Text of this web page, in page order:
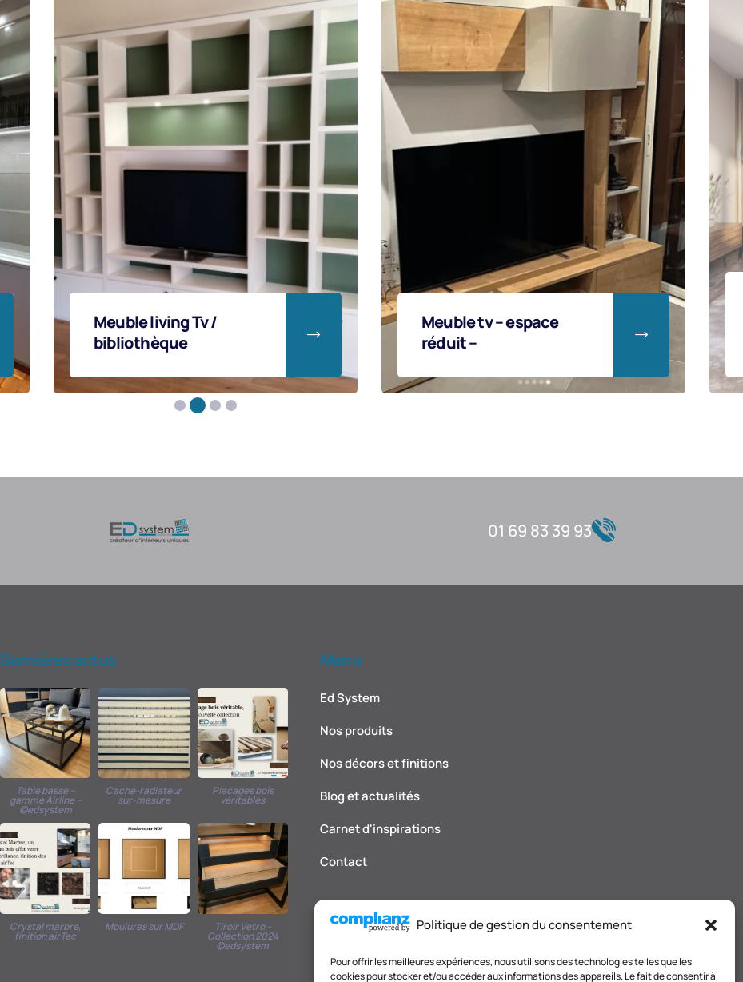
Politique de gestion du consentement
Pour offrir les meilleures expériences, nous utilisons des technologies telles que les
cookies pour stocker et/ou accéder aux informations des appareils. Le fait de consentir à
meuble tv et claustra
séparative
déstructurée en 38
mm
01 69 83 39 93
Dernières actus
Table basse –
gamme Airline –
©edsystem
Cache-radiateur
sur-mesure
Placages bois
véritables
Crystal marbre,
finition airTec
Moulures sur MDF Tiroir Vetro –
Collection 2024
©edsystem
Menu
Ed System
Nos produits
Nos décors et finitions
Blog et actualités
Carnet d'inspirations
Contact